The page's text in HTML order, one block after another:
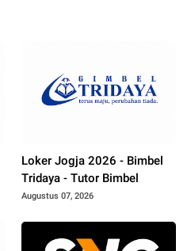
Loker Jogja 2026 - Bimbel
Tridaya - Tutor Bimbel
Augustus 07, 2026